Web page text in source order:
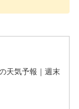
天気予報｜週末